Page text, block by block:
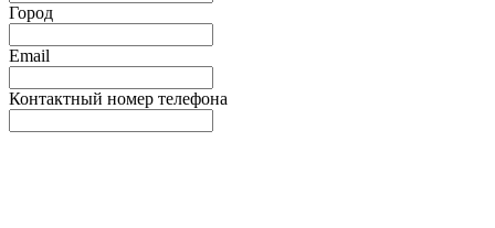
Город
Email
Контактный номер телефона